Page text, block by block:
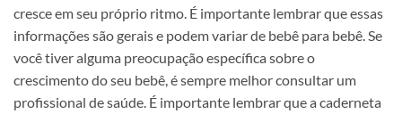
cresce em seu próprio ritmo. É importante lembrar que essas
informações são gerais e podem variar de bebê para bebê. Se
você tiver alguma preocupação específica sobre o
crescimento do seu bebê, é sempre melhor consultar um
profissional de saúde. É importante lembrar que a caderneta